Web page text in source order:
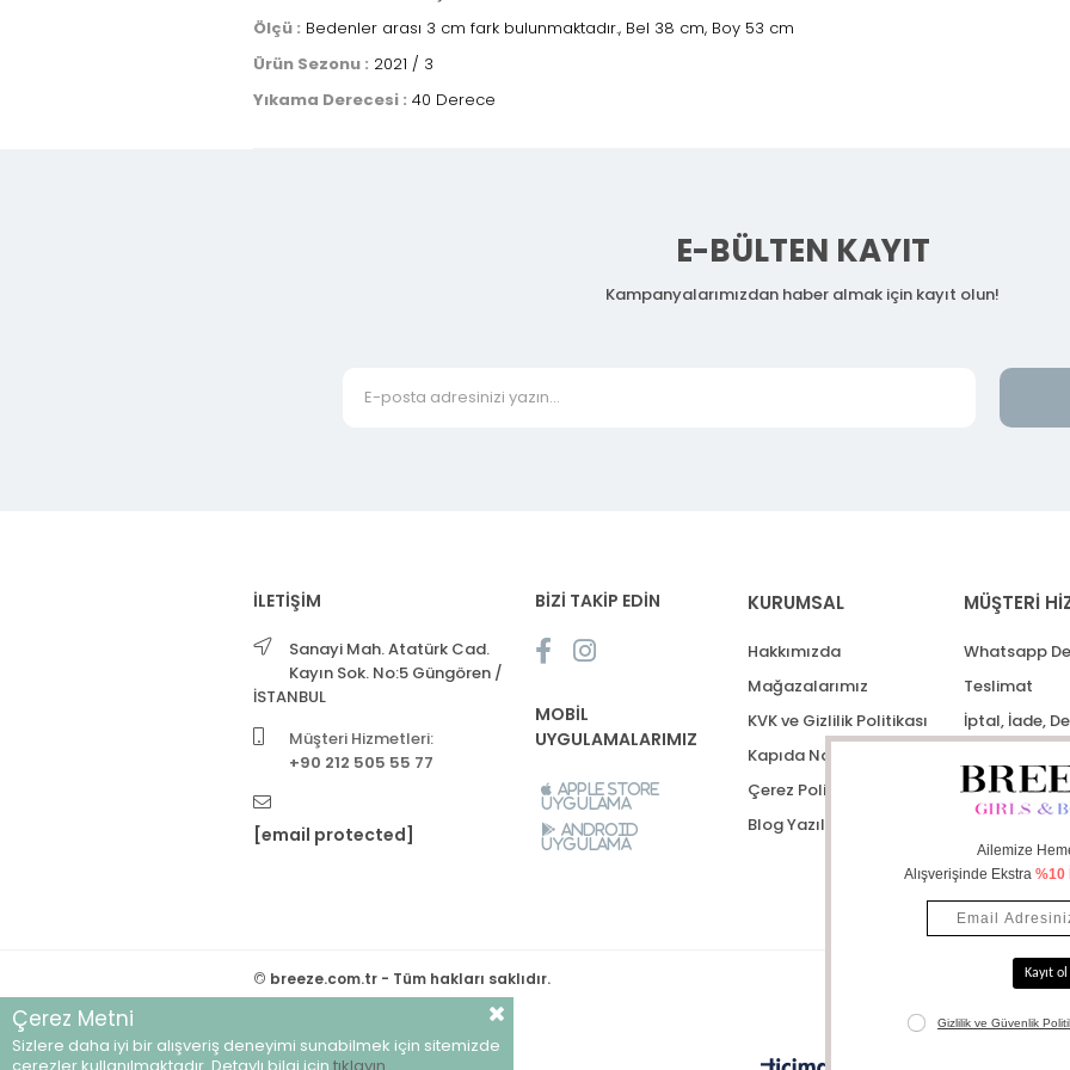
Ölçü : Bedenler arası 3 cm fark bulunmaktadır., Bel 38 cm, Boy 53 cm
Ürün Sezonu : 2021 / 3
Yıkama Derecesi : 40 Derece
E-BÜLTEN KAYIT
Kampanyalarımızdan haber almak için kayıt olun!
İLETİŞİM
Sanayi Mah. Atatürk Cad.
Kayın Sok. No:5 Güngören /
İSTANBUL
Müşteri Hizmetleri:
+90 212 505 55 77
[email protected]
BİZİ TAKİP EDİN
MOBİL
UYGULAMALARIMIZ
Apple Store
Uygulama
Android
Uygulama
KURUMSAL
Hakkımızda
Mağazalarımız
KVK ve Gizlilik Politikası
Kapıda Nakit Ödeme
Çerez Politikası
Blog Yazıları
MÜŞTERİ
Whatsapp
Teslimat
İptal, İade,
© breeze.com.tr - Tüm hakları saklıdır.
Çerez Metni
Sizlere daha iyi bir alışveriş deneyimi sunabilmek için sitemizde